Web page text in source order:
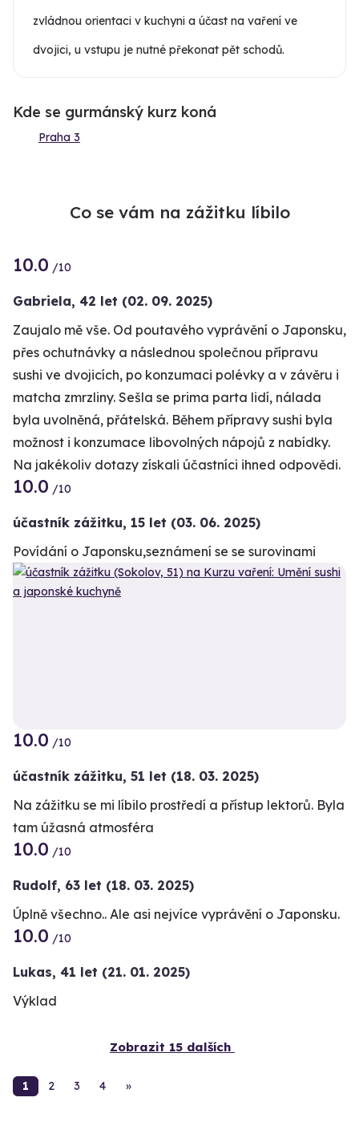
zvládnou orientaci v kuchyni a účast na vaření ve
dvojici, u vstupu je nutné překonat pět schodů.
Kde se gurmánský kurz koná
Praha 3
Co se vám na zážitku líbilo
10.0 /10
Gabriela, 42 let (02. 09. 2025)
Zaujalo mě vše. Od poutavého vyprávění o Japonsku,
přes ochutnávky a následnou společnou přípravu
sushi ve dvojicích, po konzumaci polévky a v závěru i
matcha zmrzliny. Sešla se prima parta lidí, nálada
byla uvolněná, přátelská. Během přípravy sushi byla
možnost i konzumace libovolných nápojů z nabídky.
Na jakékoliv dotazy získali účastníci ihned odpovědi.
10.0 /10
účastník zážitku, 15 let (03. 06. 2025)
Povídání o Japonsku,seznámení se se surovinami
+1
10.0 /10
účastník zážitku, 51 let (18. 03. 2025)
Na zážitku se mi líbilo prostředí a přístup lektorů. Byla
tam úžasná atmosféra
10.0 /10
Rudolf, 63 let (18. 03. 2025)
Úplně všechno.. Ale asi nejvíce vyprávění o Japonsku.
10.0 /10
Lukas, 41 let (21. 01. 2025)
Výklad
Zobrazit 15 dalších
1 2 3 4 »